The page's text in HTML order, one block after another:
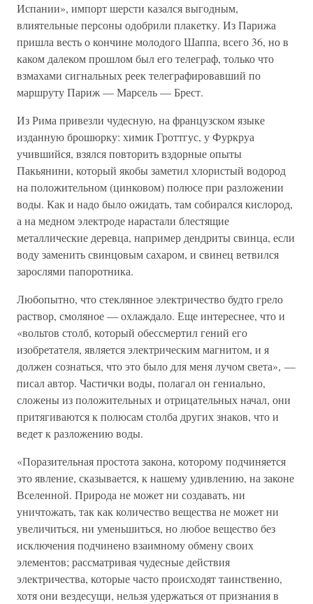
Испании», импорт шерсти казался выгодным,
влиятельные персоны одобрили плакетку. Из Парижа
пришла весть о кончине молодого Шаппа, всего 36, но в
каком далеком прошлом был его телеграф, только что
взмахами сигнальных реек телеграфировавший по
маршруту Париж — Марсель — Брест.
Из Рима привезли чудесную, на французском языке
изданную брошюрку: химик Гроттгус, у Фуркруа
учившийся, взялся повторить вздорные опыты
Пакьянини, который якобы заметил хлористый водород
на положительном (цинковом) полюсе при разложении
воды. Как и надо было ожидать, там собирался кислород,
а на медном электроде нарастали блестящие
металлические деревца, например дендриты свинца, если
воду заменить свинцовым сахаром, и свинец ветвился
зарослями папоротника.
Любопытно, что стеклянное электричество будто грело
раствор, смоляное — охлаждало. Еще интереснее, что и
«вольтов столб, который обессмертил гений его
изобретателя, является электрическим магнитом, и я
должен сознаться, что это было для меня лучом света», —
писал автор. Частички воды, полагал он гениально,
сложены из положительных и отрицательных начал, они
притягиваются к полюсам столба других знаков, что и
ведет к разложению воды.
«Поразительная простота закона, которому подчиняется
это явление, сказывается, к нашему удивлению, на законе
Вселенной. Природа не может ни создавать, ни
уничтожать, так как количество вещества не может ни
увеличиться, ни уменьшиться, но любое вещество без
исключения подчинено взаимному обмену своих
элементов; рассматривая чудесные действия
электричества, которые часто происходят таинственно,
хотя они вездесущи, нельзя удержаться от признания в